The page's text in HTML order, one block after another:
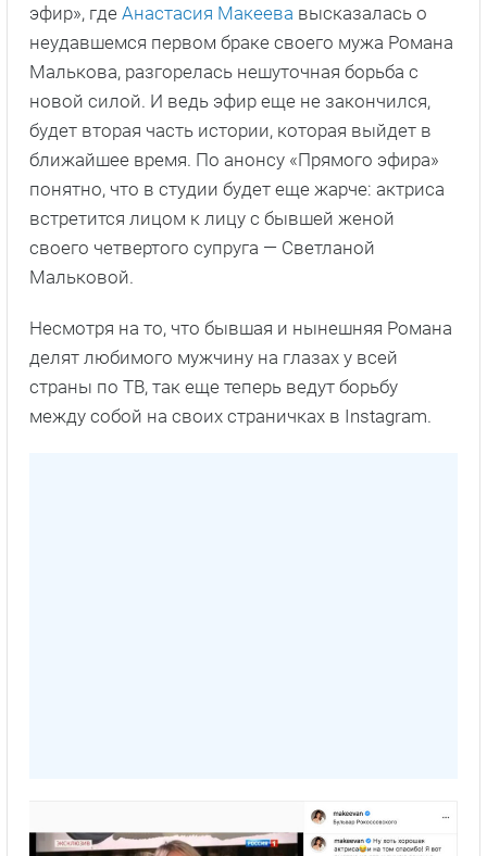
эфир», где Анастасия Макеева высказалась о
неудавшемся первом браке своего мужа Романа
Малькова, разгорелась нешуточная борьба с
новой силой. И ведь эфир еще не закончился,
будет вторая часть истории, которая выйдет в
ближайшее время. По анонсу «Прямого эфира»
понятно, что в студии будет еще жарче: актриса
встретится лицом к лицу с бывшей женой
своего четвертого супруга — Светланой
Мальковой.
Несмотря на то, что бывшая и нынешняя Романа
делят любимого мужчину на глазах у всей
страны по ТВ, так еще теперь ведут борьбу
между собой на своих страничках в Instagram.